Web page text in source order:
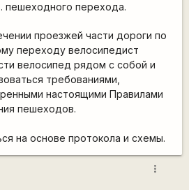
пешеходного перехода.
проезжей части дороги по
переходу велосипедист
велосипед рядом с собой и
требованиями,
настоящими Правилами
пешеходов.
на основе протокола и схемы.
more_vert